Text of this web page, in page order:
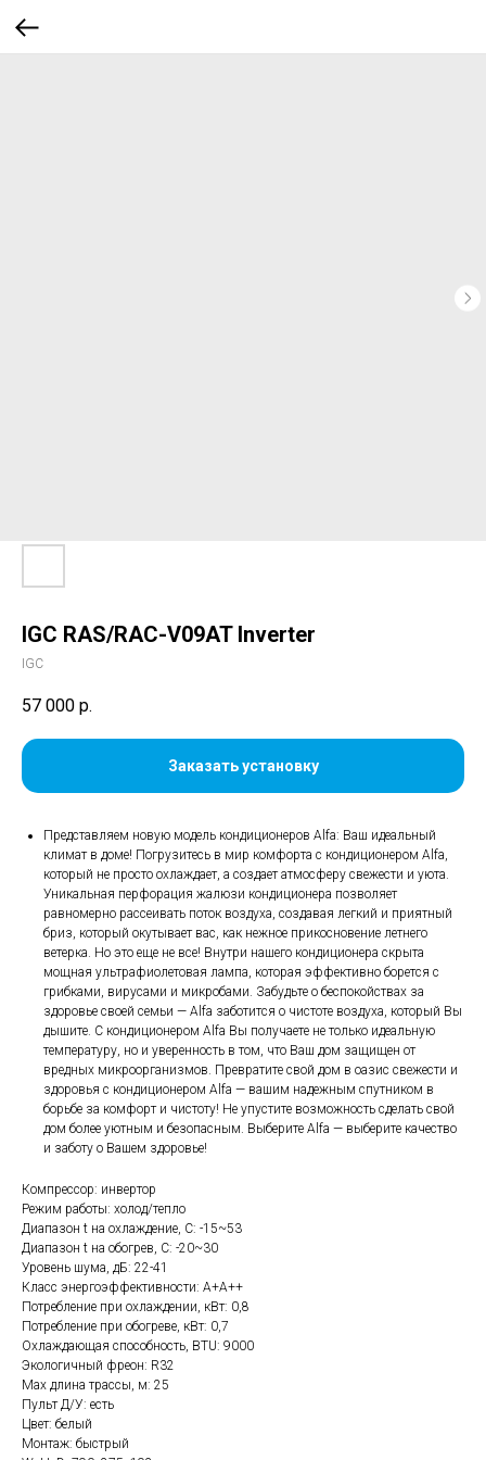
IGC RAS/RAC-V09AT Inverter
IGC
57 000 р.
Заказать установку
Представляем новую модель кондиционеров Alfa: Ваш идеальный
климат в доме! Погрузитесь в мир комфорта с кондиционером Alfa,
который не просто охлаждает, а создает атмосферу свежести и уюта.
Уникальная перфорация жалюзи кондиционера позволяет
равномерно рассеивать поток воздуха, создавая легкий и приятный
бриз, который окутывает вас, как нежное прикосновение летнего
ветерка. Но это еще не все! Внутри нашего кондиционера скрыта
мощная ультрафиолетовая лампа, которая эффективно борется с
грибками, вирусами и микробами. Забудьте о беспокойствах за
здоровье своей семьи — Alfa заботится о чистоте воздуха, который Вы
дышите. С кондиционером Alfa Вы получаете не только идеальную
температуру, но и уверенность в том, что Ваш дом защищен от
вредных микроорганизмов. Превратите свой дом в оазис свежести и
здоровья с кондиционером Alfa — вашим надежным спутником в
борьбе за комфорт и чистоту! Не упустите возможность сделать свой
дом более уютным и безопасным. Выберите Alfa — выберите качество
и заботу о Вашем здоровье!
Компрессор: инвертор
Режим работы: холод/тепло
Диапазон t на охлаждение, С: -15~53
Диапазон t на обогрев, С: -20~30
Уровень шума, дБ: 22-41
Класс энергоэффективности: А+А++
Потребление при охлаждении, кВт: 0,8
Потребление при обогреве, кВт: 0,7
Охлаждающая способность, BTU: 9000
Экологичный фреон: R32
Max длина трассы, м: 25
Пульт Д/У: есть
Цвет: белый
Монтаж: быстрый